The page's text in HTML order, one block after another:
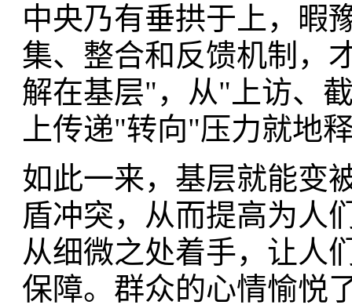
中央乃有垂拱于上，暇
集、整合和反馈机制，
解在基层"，从"上访、
上传递"转向"压力就地
如此一来，基层就能变
盾冲突，从而提高为人
从细微之处着手，让人
保障。群众的心情愉悦